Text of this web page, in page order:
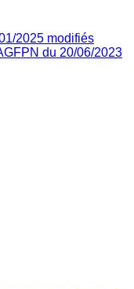
2025 modifiés
du 20/06/2023